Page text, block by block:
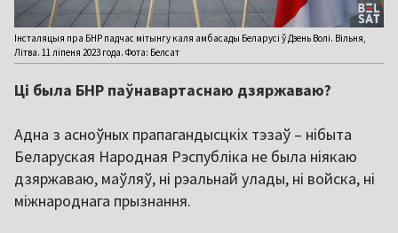
Інсталяцыя пра БНР падчас мітынгу каля амбасады Беларусі ў Дзень Волі. Вільня,
Літва. 11 ліпеня 2023 года. Фота: Белсат
Ці была БНР паўнавартаснаю дзяржаваю?
Адна з асноўных прапагандысцкіх тэзаў – нібыта
Беларуская Народная Рэспубліка не была ніякаю
дзяржаваю, маўляў, ні рэальнай улады, ні войска, ні
міжнароднага прызнання.